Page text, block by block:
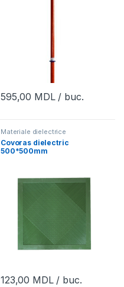
595,00 MDL/ buc.
Materiale dielectrice
Covoras dielectric
500*500mm
123,00 MDL/ buc.